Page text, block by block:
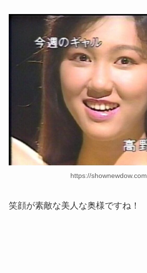
https://shownewdow.com
笑顔が素敵な美人な奥様ですね！